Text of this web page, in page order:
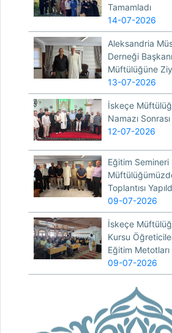
Tamamladı
14-07-2026
Aleksandria
Derneği
Müftülüğüne
13-07-2026
İskeçe
Namazı
12-07-2026
Eğitim Semineri
Toplantısı
09-07-2026
İskeçe
Kursu
Eğitim
09-07-2026